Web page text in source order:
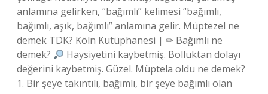
anlamına gelirken, “bağımlı” kelimesi “bağımlı,
bağımlı, aşık, bağımlı” anlamına gelir. Müptezel ne
demek TDK? Köln Kütüphanesi | ✏ Bağımlı ne
demek?
Haysiyetini kaybetmiş. Bolluktan dolayı
değerini kaybetmiş. Güzel. Müptela oldu ne demek?
1. Bir şeye takıntılı, bağımlı, bir şeye bağımlı olan